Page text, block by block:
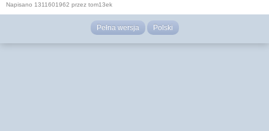
Napisano 1311601962 przez tom13ek
Pełna wersja Polski